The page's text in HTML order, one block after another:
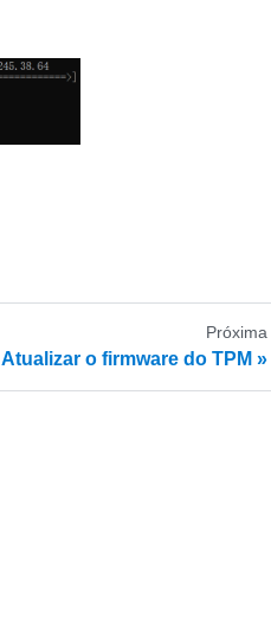
Próxima
Atualizar o firmware do TPM